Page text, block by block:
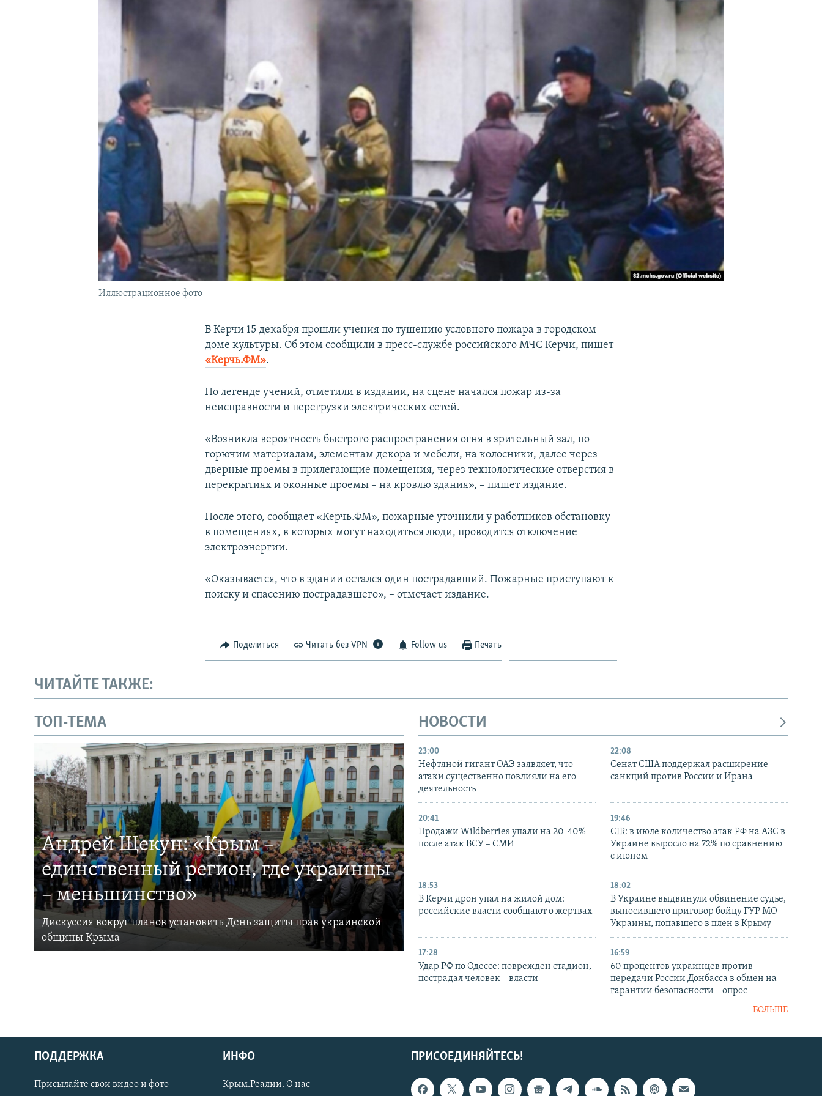
Українською
Иллюстрационное фото
В Керчи 15 декабря прошли учения по тушению условного пожара в городском
доме культуры. Об этом сообщили в пресс-службе российского МЧС Керчи, пишет
«Керчь.ФМ».
По легенде учений, отметили в издании, на сцене начался пожар из-за
неисправности и перегрузки электрических сетей.
«Возникла вероятность быстрого распространения огня в зрительный зал, по
горючим материалам, элементам декора и мебели, на колосники, далее через
дверные проемы в прилегающие помещения, через технологические отверстия в
перекрытиях и оконные проемы – на кровлю здания», – пишет издание.
После этого, сообщает «Керчь.ФМ», пожарные уточнили у работников обстановку
в помещениях, в которых могут находиться люди, проводится отключение
электроэнергии.
«Оказывается, что в здании остался один пострадавший. Пожарные приступают к
поиску и спасению пострадавшего», – отмечает издание.
Поделиться Читать без VPN Follow us Печать
ЧИТАЙТЕ ТАКЖЕ:
ТОП-ТЕМА
Андрей Щекун: «Крым –
единственный регион, где украинцы
– меньшинство»
Дискуссия вокруг планов установить День защиты прав украинской
общины Крыма
НОВОСТИ
23:00
Нефтяной гигант ОАЭ заявляет, что
атаки существенно повлияли на его
деятельность
22:08
Сенат США поддержал расширение
санкций против России и Ирана
20:41
Продажи Wildberries упали на 20-40%
после атак ВСУ – СМИ
19:46
CIR: в июле количество атак РФ на АЗС в
Украине выросло на 72% по сравнению
с июнем
18:53
В Керчи дрон упал на жилой дом:
российские власти сообщают о жертвах
18:02
В Украине выдвинули обвинение судье,
выносившего приговор бойцу ГУР МО
Украины, попавшего в плен в Крыму
17:28
Удар РФ по Одессе: поврежден стадион,
пострадал человек – власти
16:59
60 процентов украинцев против
передачи России Донбасса в обмен на
гарантии безопасности – опрос
БОЛЬШЕ
ПРИСОЕДИНЯЙТЕСЬ!
ПОДДЕРЖКА
Присылайте свои видео и фото
ИНФО
Крым.Реалии. О нас